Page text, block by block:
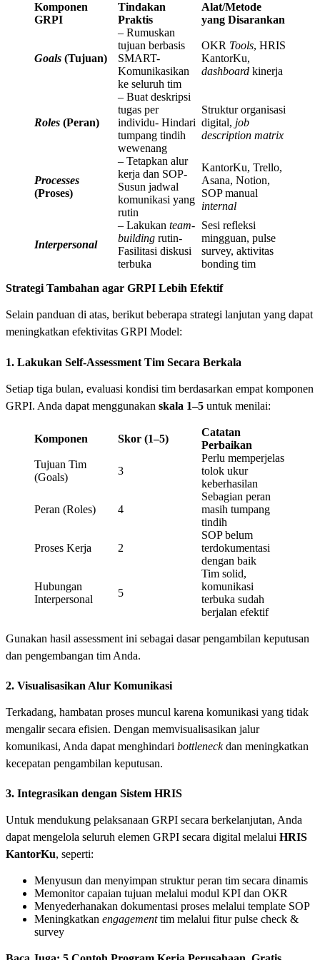
Komponen
GRPI
Tindakan
Praktis
Alat/Metode
yang Disarankan
Goals (Tujuan)
– Rumuskan
tujuan berbasis
SMART-
Komunikasikan
ke seluruh tim
OKR Tools, HRIS
KantorKu,
dashboard kinerja
Roles (Peran)
– Buat deskripsi
tugas per
individu- Hindari
tumpang tindih
wewenang
Struktur organisasi
digital, job
description matrix
Processes
(Proses)
– Tetapkan alur
kerja dan SOP-
Susun jadwal
komunikasi yang
rutin
KantorKu, Trello,
Asana, Notion,
SOP manual
internal
Interpersonal
– Lakukan team-
building rutin-
Fasilitasi diskusi
terbuka
Sesi refleksi
mingguan, pulse
survey, aktivitas
bonding tim
Strategi Tambahan agar GRPI Lebih Efektif
Selain panduan di atas, berikut beberapa strategi lanjutan yang dapat
meningkatkan efektivitas GRPI Model:
1. Lakukan Self-Assessment Tim Secara Berkala
Setiap tiga bulan, evaluasi kondisi tim berdasarkan empat komponen
GRPI. Anda dapat menggunakan skala 1–5 untuk menilai:
Komponen Skor (1–5)
Catatan
Perbaikan
Tujuan Tim
(Goals)
3
Perlu memperjelas
tolok ukur
keberhasilan
Peran (Roles) 4
Sebagian peran
masih tumpang
tindih
Proses Kerja 2
SOP belum
terdokumentasi
dengan baik
Hubungan
Interpersonal
5
Tim solid,
komunikasi
terbuka sudah
berjalan efektif
Gunakan hasil assessment ini sebagai dasar pengambilan keputusan
dan pengembangan tim Anda.
2. Visualisasikan Alur Komunikasi
Terkadang, hambatan proses muncul karena komunikasi yang tidak
mengalir secara efisien. Dengan memvisualisasikan jalur
komunikasi, Anda dapat menghindari bottleneckdan meningkatkan
kecepatan pengambilan keputusan.
3. Integrasikan dengan Sistem HRIS
Untuk mendukung pelaksanaan GRPI secara berkelanjutan, Anda
dapat mengelola seluruh elemen GRPI secara digital melalui HRIS
KantorKu, seperti:
Menyusun dan menyimpan struktur peran tim secara dinamis
Memonitor capaian tujuan melalui modul KPI dan OKR
Menyederhanakan dokumentasi proses melalui template SOP
Meningkatkan engagementtim melalui fitur pulse check &
survey